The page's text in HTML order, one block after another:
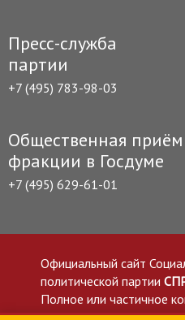
Пресс-служба
партии
+7 (495) 783-98-03
Общественная
фракции в Госдуме
+7 (495) 629-61-01
Официальный сайт
политической партии
Полное или частичное
приветствуется со